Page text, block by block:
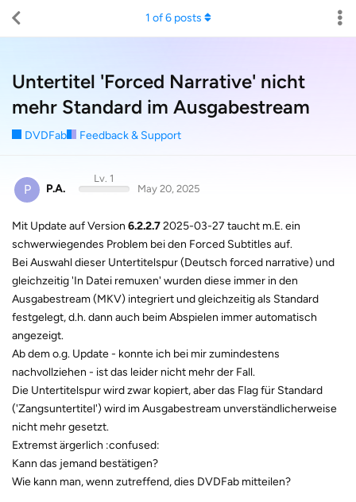
Untertitel 'Forced Narrative' nicht
mehr Standard im Ausgabestream
DVDFab Feedback & Support
1 of6posts
P P.A.
Lv. 1
May 20, 2025
Mit Update auf Version 6.2.2.72025-03-27 taucht m.E. ein
schwerwiegendes Problem bei den Forced Subtitles auf.
Bei Auswahl dieser Untertitelspur (Deutsch forced narrative) und
gleichzeitig 'In Datei remuxen' wurden diese immer in den
Ausgabestream (MKV) integriert und gleichzeitig als Standard
festgelegt, d.h. dann auch beim Abspielen immer automatisch
angezeigt.
Ab dem o.g. Update - konnte ich bei mir zumindestens
nachvollziehen - ist das leider nicht mehr der Fall.
Die Untertitelspur wird zwar kopiert, aber das Flag für Standard
('Zangsuntertitel') wird im Ausgabestream unverständlicherweise
nicht mehr gesetzt.
Extremst ärgerlich :confused:
Kann das jemand bestätigen?
Wie kann man, wenn zutreffend, dies DVDFab mitteilen?